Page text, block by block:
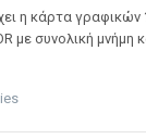
η κάρτα γραφικών
με συνολική